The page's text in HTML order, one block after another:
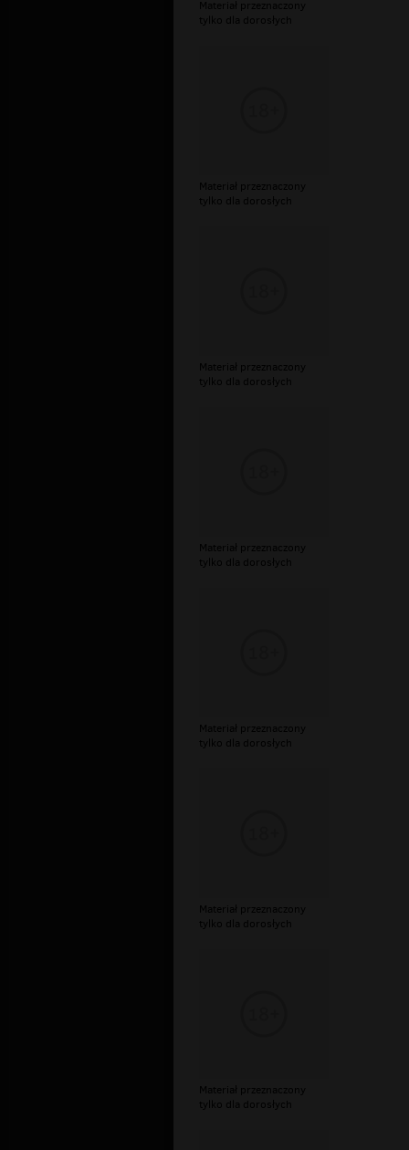
Materiał przeznaczony
tylko dla dorosłych
Materiał przeznaczony
tylko dla dorosłych
Materiał przeznaczony
tylko dla dorosłych
Materiał przeznaczony
tylko dla dorosłych
Materiał przeznaczony
tylko dla dorosłych
Materiał przeznaczony
tylko dla dorosłych
Materiał przeznaczony
tylko dla dorosłych